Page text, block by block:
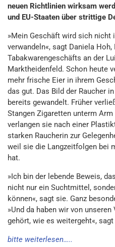
neuen Richtlinien wirksam
und EU-Staaten über strittige
»Mein Geschäft wird sich nicht
verwandeln«, sagt Daniela Hoh,
Tabakwarengeschäfts an der
Marktheidenfeld. Schon heute
mehr frische Eier in ihrem
das gut. Das Bild der Raucher
bereits gewandelt. Früher
Stangen Zigaretten unterm
verlangen sie nach einer
starken Raucherin zur
weil sie die Langzeitfolgen bei
hat.
»Ich bin der lebende Beweis,
nicht nur ein Suchtmittel,
können«, sagt sie. Ganz
»Und da haben wir von
gehört, wie es weitergeht«,
bitte weiterlesen…..